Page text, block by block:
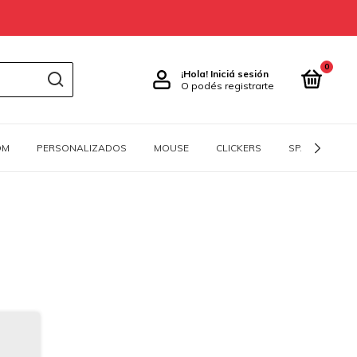
¡Hola! Iniciá sesión
O podés registrarte
0
PERSONALIZADOS MOUSE CLICKERS SPACEBARS